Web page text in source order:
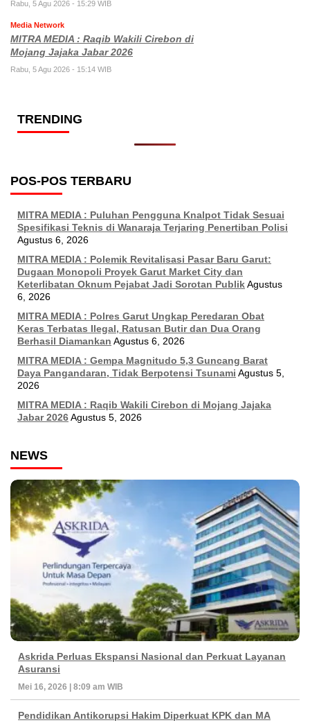
Rabu, 5 Agu 2026 - 15:29 WIB
Media Network
MITRA MEDIA : Raqib Wakili Cirebon di
Mojang Jajaka Jabar 2026
Rabu, 5 Agu 2026 - 15:14 WIB
TRENDING
POS-POS TERBARU
MITRA MEDIA : Puluhan Pengguna Knalpot Tidak Sesuai
Spesifikasi Teknis di Wanaraja Terjaring Penertiban Polisi
Agustus 6, 2026
MITRA MEDIA : Polemik Revitalisasi Pasar Baru Garut:
Dugaan Monopoli Proyek Garut Market City dan
Keterlibatan Oknum Pejabat Jadi Sorotan PublikAgustus
6, 2026
MITRA MEDIA : Polres Garut Ungkap Peredaran Obat
Keras Terbatas Ilegal, Ratusan Butir dan Dua Orang
Berhasil Diamankan Agustus 6, 2026
MITRA MEDIA : Gempa Magnitudo 5,3 Guncang Barat
Daya Pangandaran, Tidak Berpotensi Tsunami Agustus 5,
2026
MITRA MEDIA : Raqib Wakili Cirebon di Mojang Jajaka
Jabar 2026Agustus 5, 2026
NEWS
Askrida Perluas Ekspansi Nasional dan Perkuat Layanan
Asuransi
Mei 16, 2026 | 8:09 am WIB
Pendidikan Antikorupsi Hakim Diperkuat KPK dan MA